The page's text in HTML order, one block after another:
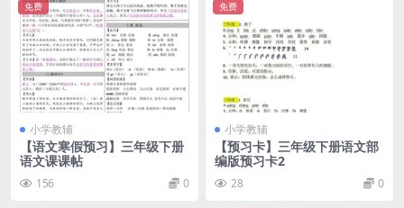
免费
小学教辅
【语文寒假预习】三年级下册
语文课课帖
156 0
免费
小学教辅
【预习卡】三年级下册语文部
编版预习卡2
28 0